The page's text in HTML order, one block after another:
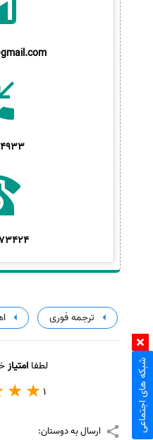
ترجمه فوری
لطفاامتیاز
1
ارسال به دوستان:
شبکه های اجتماعی